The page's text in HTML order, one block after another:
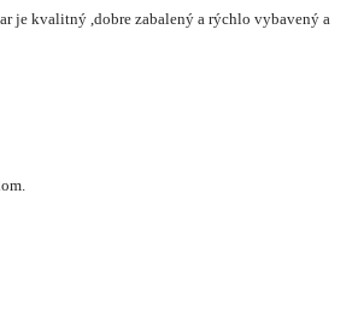
je kvalitný ,dobre zabalený a rýchlo vybavený a